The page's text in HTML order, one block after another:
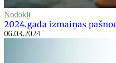
Nodokļi
2024.gada izmaiņas
06.03.2024